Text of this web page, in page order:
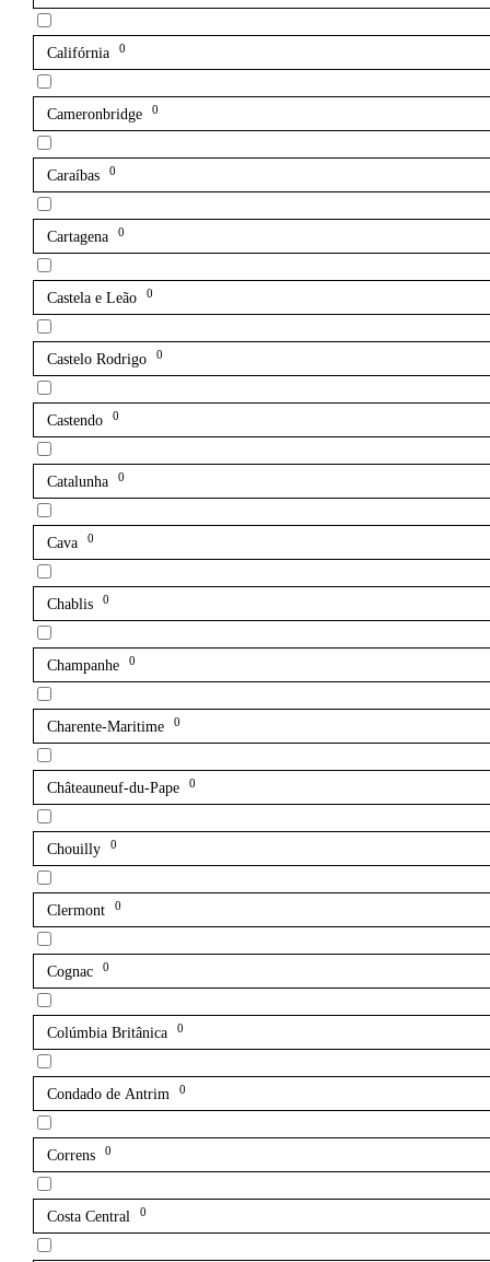
Califórnia 0
Cameronbridge 0
Caraíbas 0
Cartagena 0
Castela e Leão 0
Castelo Rodrigo 0
Castendo 0
Catalunha 0
Cava 0
Chablis 0
Champanhe 0
Charente-Maritime 0
Châteauneuf-du-Pape 0
Chouilly 0
Clermont 0
Cognac 0
Colúmbia Britânica 0
Condado de Antrim 0
Correns 0
Costa Central 0